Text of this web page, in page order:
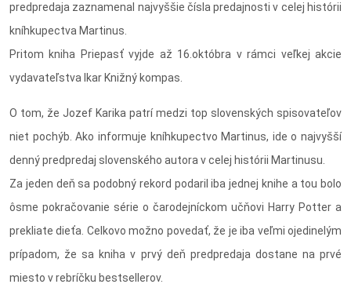
predpredaja zaznamenal najvyššie čísla predajnosti v celej histórii
kníhkupectva Martinus.
Pritom kniha Priepasť vyjde až 16.októbra v rámci veľkej akcie
vydavateľstva Ikar Knižný kompas.
O tom, že Jozef Karika patrí medzi top slovenských spisovateľov
niet pochýb. Ako informuje kníhkupectvo Martinus, ide o najvyšší
denný predpredaj slovenského autora v celej histórii Martinusu.
Za jeden deň sa podobný rekord podaril iba jednej knihe a tou bolo
ôsme pokračovanie série o čarodejníckom učňovi Harry Potter a
prekliate dieťa. Celkovo možno povedať, že je iba veľmi ojedinelým
prípadom, že sa kniha v prvý deň predpredaja dostane na prvé
miesto v rebríčku bestsellerov.